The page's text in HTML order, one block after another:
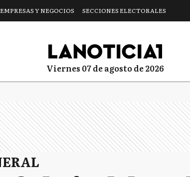
EMPRESAS Y NEGOCIOS SECCIONES ELECTORALES
viernes 07 de agosto de 2026